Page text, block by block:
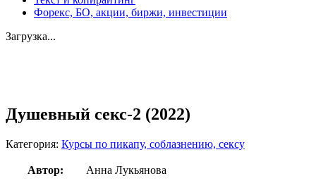
Форекс, БО, акции, биржи, инвестиции
Загрузка...
Душевный секс-2 (2022)
Категория: Курсы по пикапу, соблазнению, сексу
Автор: Анна Лукьянова